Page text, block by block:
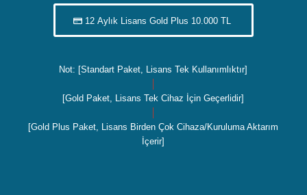
12 Aylık Lisans Gold Plus 10.000 TL
Not: [Standart Paket, Lisans Tek Kullanımlıktır]
[Gold Paket, Lisans Tek Cihaz İçin Geçerlidir]
[Gold Plus Paket, Lisans Birden Çok Cihaza/Kuruluma Aktarım
İçerir]